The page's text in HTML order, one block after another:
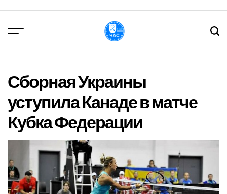
вмісту
Сборная Украины
уступила Канаде в матче
Кубка Федерации